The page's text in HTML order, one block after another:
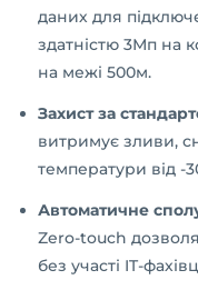
даних для
здатністю 3Мп на
на межі 500м.
Захист за
витримує зливи,
температури від -
Автоматичне
Zero-touch
без участі IT-